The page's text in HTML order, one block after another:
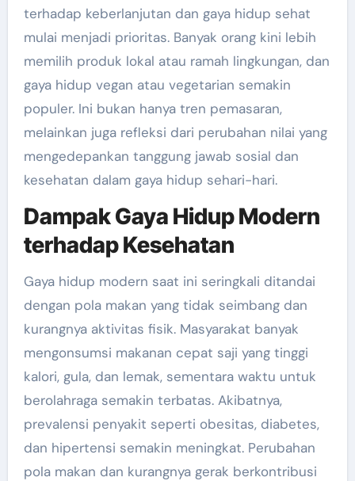
terhadap keberlanjutan dan gaya hidup sehat
mulai menjadi prioritas. Banyak orang kini lebih
memilih produk lokal atau ramah lingkungan, dan
gaya hidup vegan atau vegetarian semakin
populer. Ini bukan hanya tren pemasaran,
melainkan juga refleksi dari perubahan nilai yang
mengedepankan tanggung jawab sosial dan
kesehatan dalam gaya hidup sehari-hari.
Dampak Gaya Hidup Modern
terhadap Kesehatan
Gaya hidup modern saat ini seringkali ditandai
dengan pola makan yang tidak seimbang dan
kurangnya aktivitas fisik. Masyarakat banyak
mengonsumsi makanan cepat saji yang tinggi
kalori, gula, dan lemak, sementara waktu untuk
berolahraga semakin terbatas. Akibatnya,
prevalensi penyakit seperti obesitas, diabetes,
dan hipertensi semakin meningkat. Perubahan
pola makan dan kurangnya gerak berkontribusi